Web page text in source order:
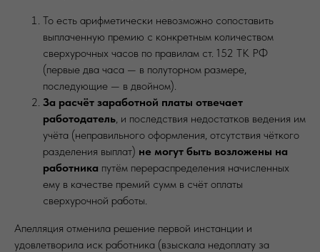
То есть арифметически невозможно сопоставить
выплаченную премию с конкретным количеством
сверхурочных часов по правилам ст. 152 ТК РФ
(первые два часа — в полуторном размере,
последующие — в двойном).
За расчёт заработной платы отвечает
работодатель, и последствия недостатков ведения им
учёта (неправильного оформления, отсутствия чёткого
разделения выплат) не могут быть возложены на
работника путём перераспределения начисленных
ему в качестве премий сумм в счёт оплаты
сверхурочной работы.
Апелляция отменила решение первой инстанции и
удовлетворила иск работника (взыскала недоплату за